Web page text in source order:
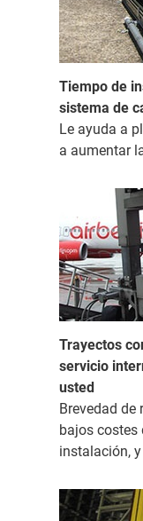
Tiempo de
sistema de
Le ayuda a
a aumentar
Trayectos
servicio
usted
Brevedad de
bajos costes
instalación,